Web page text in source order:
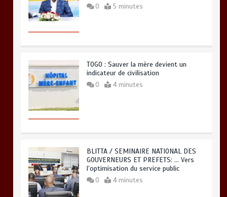
0 5 minutes
TOGO : Sauver la mère devient un
indicateur de civilisation
0 4 minutes
BLITTA / SEMINAIRE NATIONAL DES
GOUVERNEURS ET PREFETS: … Vers
l’optimisation du service public
0 4 minutes